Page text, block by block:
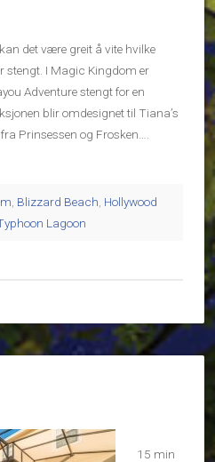
det være greit å vite hvilke
stengt. I Magic Kingdom er
Adventure stengt for en
blir omdesignet til Tiana’s
Prinsessen og Frosken….
Blizzard Beach Hollywood
Lagoon
15 min